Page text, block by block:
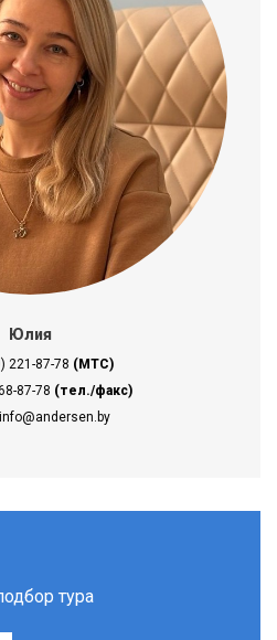
Юлия
221-87-78 (МТС)
87-78 (тел./факс)
info@andersen.by
тура